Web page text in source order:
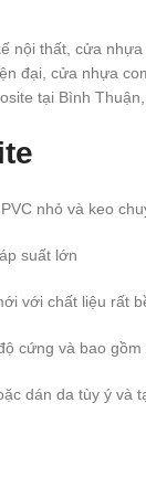
nội thất, cửa
đại, cửa nhựa
tại Bình
nhỏ và keo
suất lớn
với chất liệu rất
cứng và bao
dán da tùy ý và